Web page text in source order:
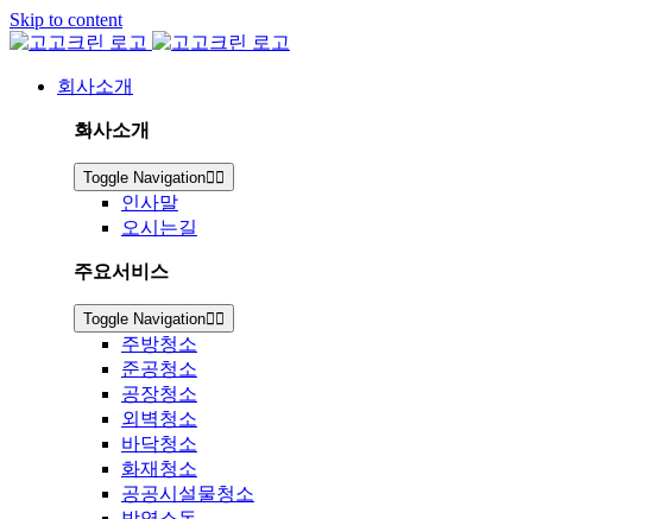
Skip to content
회사소개
회사소개
Toggle Navigation
인사말
오시는길
주요서비스
Toggle Navigation
주방청소
준공청소
공장청소
외벽청소
바닥청소
화재청소
공공시설물청소